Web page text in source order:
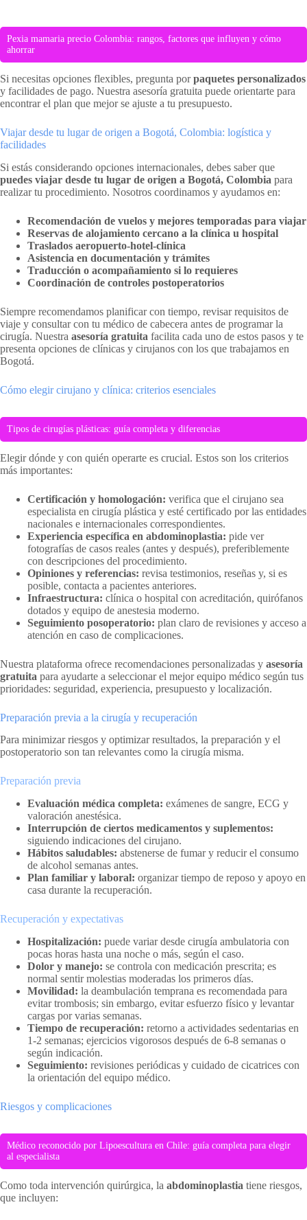
Pexia mamaria precio Colombia: rangos, factores que influyen y cómo
ahorrar
Si necesitas opciones flexibles, pregunta porpaquetes personalizados
y facilidades de pago. Nuestra asesoría gratuita puede orientarte para
encontrar el plan que mejor se ajuste a tu presupuesto.
Viajar desde tu lugar de origen a Bogotá, Colombia: logística y
facilidades
Si estás considerando opciones internacionales, debes saber que
puedes viajar desde tu lugar de origen a Bogotá, Colombia para
realizar tu procedimiento. Nosotros coordinamos y ayudamos en:
Recomendación de vuelos y mejores temporadas para viajar
Reservas de alojamiento cercano a la clínica u hospital
Traslados aeropuerto-hotel-clínica
Asistencia en documentación y trámites
Traducción o acompañamiento si lo requieres
Coordinación de controles postoperatorios
Siempre recomendamos planificar con tiempo, revisar requisitos de
viaje y consultar con tu médico de cabecera antes de programar la
cirugía. Nuestra asesoría gratuita facilita cada uno de estos pasos y te
presenta opciones de clínicas y cirujanos con los que trabajamos en
Bogotá.
Cómo elegir cirujano y clínica: criterios esenciales
Tipos de cirugías plásticas: guía completa y diferencias
Elegir dónde y con quién operarte es crucial. Estos son los criterios
más importantes:
Certificación y homologación: verifica que el cirujano sea
especialista en cirugía plástica y esté certificado por las entidades
nacionales e internacionales correspondientes.
Experiencia específica en abdominoplastia: pide ver
fotografías de casos reales (antes y después), preferiblemente
con descripciones del procedimiento.
Opiniones y referencias: revisa testimonios, reseñas y, si es
posible, contacta a pacientes anteriores.
Infraestructura: clínica o hospital con acreditación, quirófanos
dotados y equipo de anestesia moderno.
Seguimiento posoperatorio: plan claro de revisiones y acceso a
atención en caso de complicaciones.
Nuestra plataforma ofrece recomendaciones personalizadas y asesoría
gratuita para ayudarte a seleccionar el mejor equipo médico según tus
prioridades: seguridad, experiencia, presupuesto y localización.
Preparación previa a la cirugía y recuperación
Para minimizar riesgos y optimizar resultados, la preparación y el
postoperatorio son tan relevantes como la cirugía misma.
Preparación previa
Evaluación médica completa: exámenes de sangre, ECG y
valoración anestésica.
Interrupción de ciertos medicamentos y suplementos:
siguiendo indicaciones del cirujano.
Hábitos saludables: abstenerse de fumar y reducir el consumo
de alcohol semanas antes.
Plan familiar y laboral: organizar tiempo de reposo y apoyo en
casa durante la recuperación.
Recuperación y expectativas
Hospitalización: puede variar desde cirugía ambulatoria con
pocas horas hasta una noche o más, según el caso.
Dolor y manejo: se controla con medicación prescrita; es
normal sentir molestias moderadas los primeros días.
Movilidad: la deambulación temprana es recomendada para
evitar trombosis; sin embargo, evitar esfuerzo físico y levantar
cargas por varias semanas.
Tiempo de recuperación: retorno a actividades sedentarias en
1-2 semanas; ejercicios vigorosos después de 6-8 semanas o
según indicación.
Seguimiento: revisiones periódicas y cuidado de cicatrices con
la orientación del equipo médico.
Riesgos y complicaciones
Médico reconocido por Lipoescultura en Chile: guía completa para elegir
al especialista
Como toda intervención quirúrgica, la abdominoplastia tiene riesgos,
que incluyen: